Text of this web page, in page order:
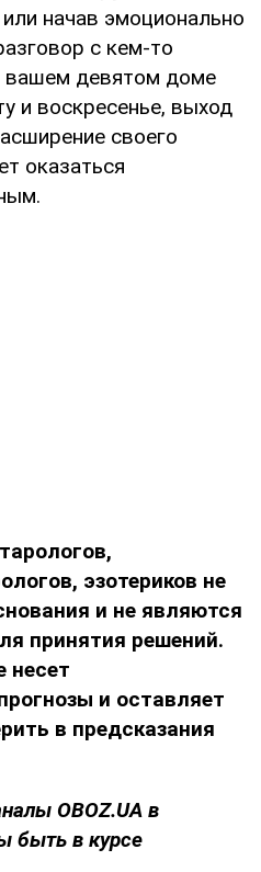
начав эмоционально
с кем-то
вашем девятом доме
и воскресенье, выход
своего
оказаться
эзотериков не
и не являются
принятия решений.
несет
и оставляет
в предсказания
OBOZ.UA в
быть в курсе